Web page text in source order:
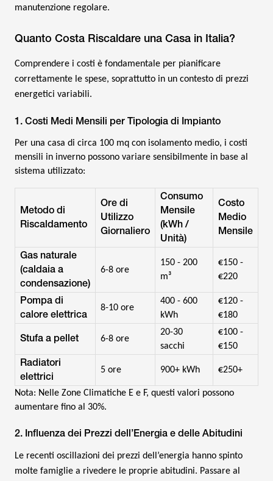
manutenzione regolare.
Quanto Costa Riscaldare una Casa in Italia?
Comprendere i costi è fondamentale per pianificare
correttamente le spese, soprattutto in un contesto di prezzi
energetici variabili.
1. Costi Medi Mensili per Tipologia di Impianto
Per una casa di circa 100 mq con isolamento medio, i costi
mensili in inverno possono variare sensibilmente in base al
sistema utilizzato:
Metodo di
Riscaldamento
Ore di
Utilizzo
Giornaliero
Consumo
Mensile
(kWh /
Unità)
Costo
Medio
Mensile
Gas naturale
(caldaia a
condensazione)
6-8 ore
150 - 200
m³
€150 -
€220
Pompa di
calore elettrica
8-10 ore
400 - 600
kWh
€120 -
€180
Stufa a pellet 6-8 ore
20-30
sacchi
€100 -
€150
Radiatori
elettrici
5 ore 900+ kWh €250+
Nota: Nelle Zone Climatiche E e F, questi valori possono
aumentare fino al 30%.
2. Influenza dei Prezzi dell’Energia e delle Abitudini
Le recenti oscillazioni dei prezzi dell’energia hanno spinto
molte famiglie a rivedere le proprie abitudini. Passare al